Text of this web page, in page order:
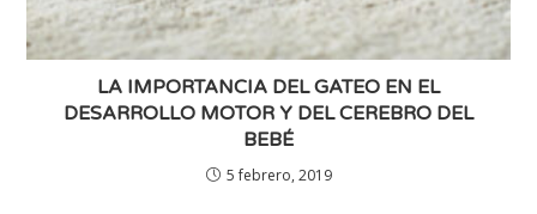
LA IMPORTANCIA DEL GATEO EN EL
DESARROLLO MOTOR Y DEL CEREBRO DEL
BEBÉ
5 febrero, 2019